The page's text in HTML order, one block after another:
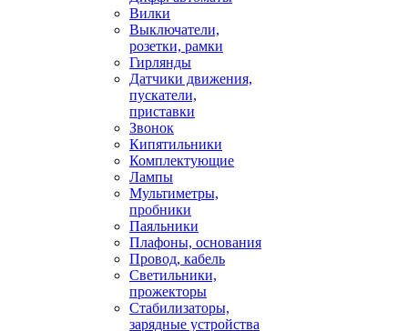
Вилки
Выключатели,
розетки, рамки
Гирлянды
Датчики движения,
пускатели,
приставки
Звонок
Кипятильники
Комплектующие
Лампы
Мультиметры,
пробники
Паяльники
Плафоны, основания
Провод, кабель
Светильники,
прожекторы
Стабилизаторы,
зарядные устройства